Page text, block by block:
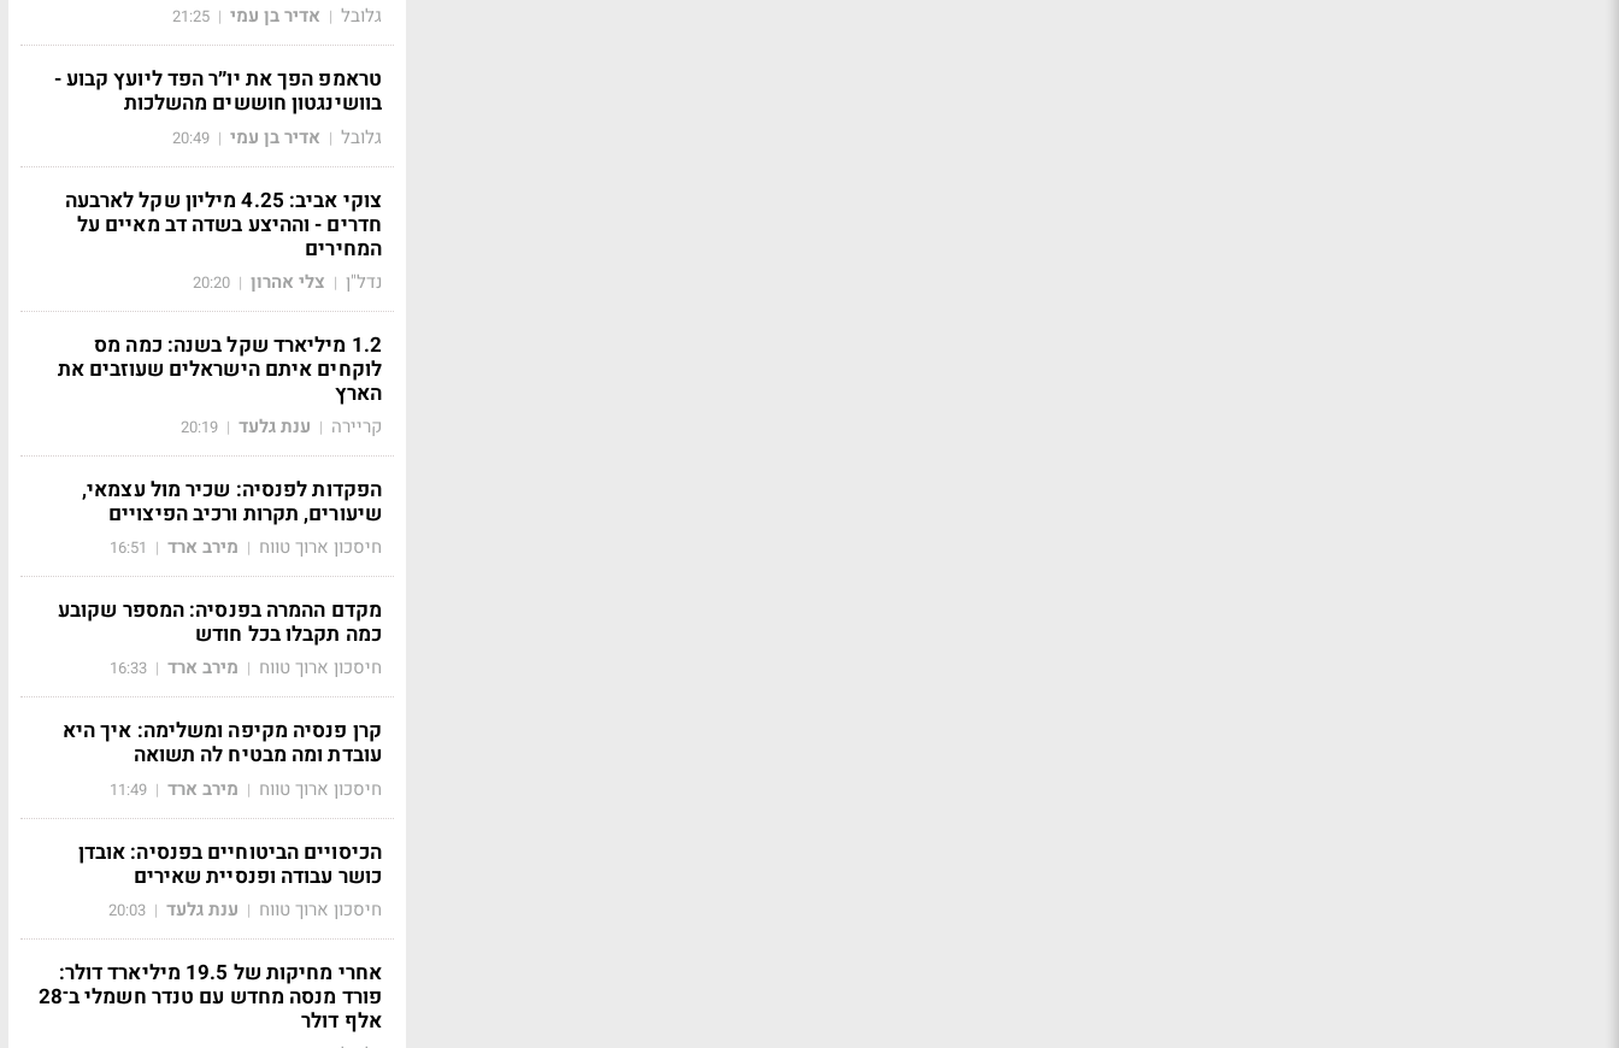
גלובל | אדיר בן עמי |
21:25
טראמפ הפך את יו״ר הפד ליועץ קבוע -
בוושינגטון חוששים מהשלכות
גלובל | אדיר בן עמי |
20:49
צוקי אביב: 4.25 מיליון שקל לארבעה
חדרים - וההיצע בשדה דב מאיים על
המחירים
נדל"ן | צלי אהרון |
20:20
1.2 מיליארד שקל בשנה: כמה מס
לוקחים איתם הישראלים שעוזבים את
הארץ
קריירה | ענת גלעד |
20:19
הפקדות לפנסיה: שכיר מול עצמאי,
שיעורים, תקרות ורכיב הפיצויים
חיסכון ארוך טווח | מירב ארד |
16:51
מקדם ההמרה בפנסיה: המספר שקובע
כמה תקבלו בכל חודש
חיסכון ארוך טווח | מירב ארד |
16:33
קרן פנסיה מקיפה ומשלימה: איך היא
עובדת ומה מבטיח לה תשואה
חיסכון ארוך טווח | מירב ארד |
11:49
הכיסויים הביטוחיים בפנסיה: אובדן
כושר עבודה ופנסיית שאירים
חיסכון ארוך טווח | ענת גלעד |
20:03
אחרי מחיקות של 19.5 מיליארד דולר:
פורד מנסה מחדש עם טנדר חשמלי ב־28
אלף דולר